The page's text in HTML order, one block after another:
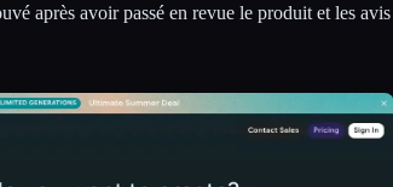
après avoir passé en revue le produit et les avis